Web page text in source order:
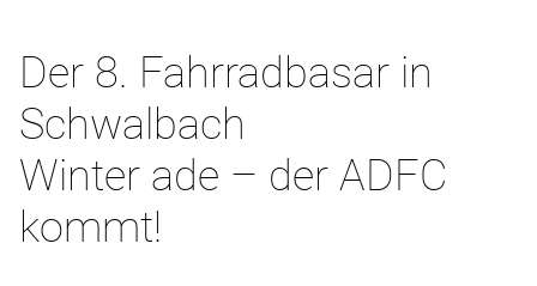
Der 8. Fahrradbasar in
Schwalbach
Winter ade – der ADFC
kommt!